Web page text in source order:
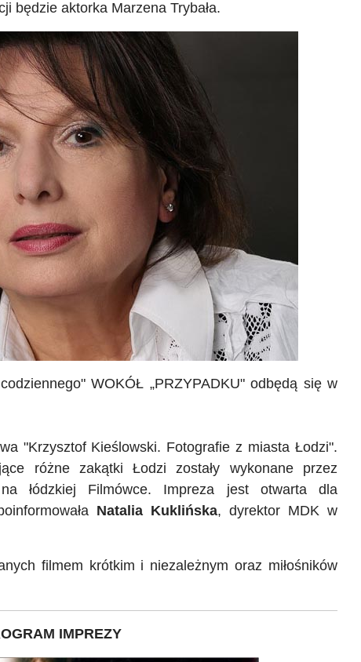
będzie aktorka Marzena Trybała.
"WOKÓŁ „PRZYPADKU"odbędą się w
"Krzysztof Kieślowski. Fotografie z miasta Łodzi".
różne zakątki Łodzi zostały wykonane przez
łódzkiej Filmówce. Impreza jest otwarta dla
Natalia Kuklińska, dyrektor MDK w
filmem krótkim i niezależnym oraz miłośników
IMPREZY